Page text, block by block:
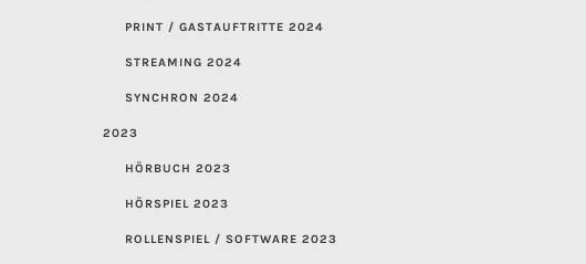
PRINT / GASTAUFTRITTE 2024
STREAMING 2024
SYNCHRON 2024
2023
HÖRBUCH 2023
HÖRSPIEL 2023
ROLLENSPIEL / SOFTWARE 2023